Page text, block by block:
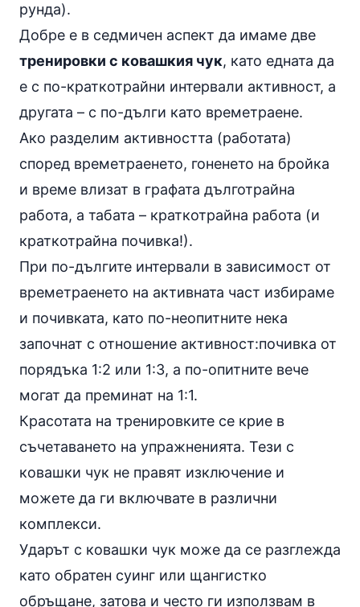
рунда).
Добре е в седмичен аспект да имаме две
тренировки с ковашкия чук, като едната да
е с по-краткотрайни интервали активност, а
другата – с по-дълги като времетраене.
Ако разделим активността (работата)
според времетраенето, гоненето на бройка
и време влизат в графата дълготрайна
работа, а табата – краткотрайна работа (и
краткотрайна почивка!).
При по-дългите интервали в зависимост от
времетраенето на активната част избираме
и почивката, като по-неопитните нека
започнат с отношение активност:почивка от
порядъка 1:2 или 1:3, а по-опитните вече
могат да преминат на 1:1.
Красотата на тренировките се крие в
съчетаването на упражненията. Тези с
ковашки чук не правят изключение и
можете да ги включвате в различни
комплекси.
Ударът с ковашки чук може да се разглежда
като обратен суинг или щангистко
обръщане, затова и често ги използвам в